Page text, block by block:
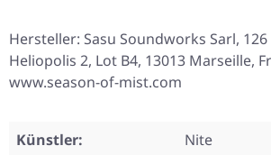
Hersteller: Sasu Soundworks Sarl,
Heliopolis 2, Lot B4, 13013 Marseille,
www.season-of-mist.com
Künstler:
Nite